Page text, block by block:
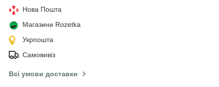
Нова Пошта
Магазини Rozetka
Укрпошта
Самовивіз
Всі умови доставки